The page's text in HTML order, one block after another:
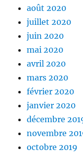
août 2020
juillet 2020
juin 2020
mai 2020
avril 2020
mars 2020
février 2020
janvier 2020
décembre
novembre
octobre 2019